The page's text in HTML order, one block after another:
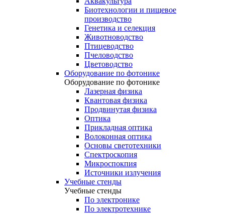
Биотехнологии и пищевое
производство
Генетика и селекция
Животноводство
Птицеводство
Пчеловодство
Цветоводство
Оборудование по фотонике
Оборудование по фотонике
Лазерная физика
Квантовая физика
Продвинутая физика
Оптика
Прикладная оптика
Волоконная оптика
Основы светотехники
Спектроскопия
Микроспокпия
Источники излучения
Учебные стенды
Учебные стенды
По электронике
По электротехнике